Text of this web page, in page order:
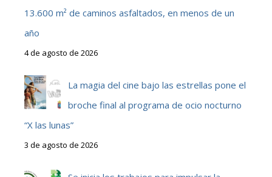
13.600 m² de caminos asfaltados, en menos de un
año
4 de agosto de 2026
La magia del cine bajo las estrellas pone el
broche final al programa de ocio nocturno
“X las lunas”
3 de agosto de 2026